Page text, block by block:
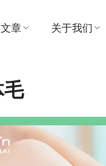
文章
视频
推荐
关于我们
管理
奖